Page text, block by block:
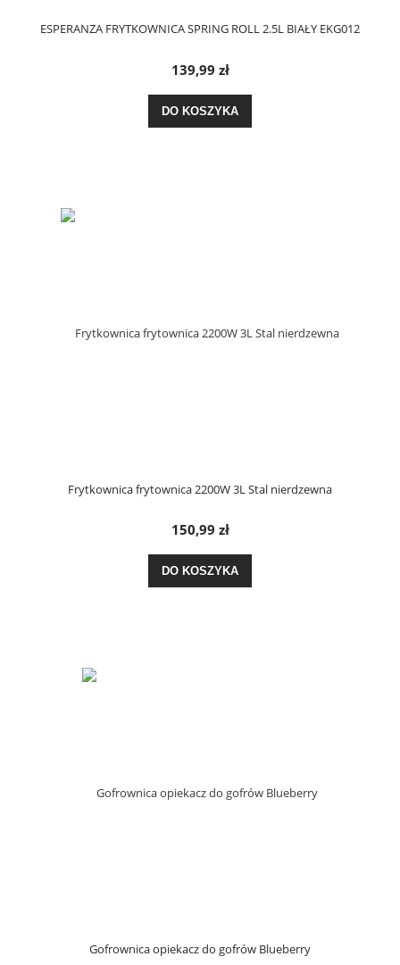
ESPERANZA FRYTKOWNICA SPRING ROLL 2.5L BIAŁY EKG012
139,99 zł
DO KOSZYKA
Frytkownica frytownica 2200W 3L Stal nierdzewna
150,99 zł
DO KOSZYKA
Gofrownica opiekacz do gofrów Blueberry